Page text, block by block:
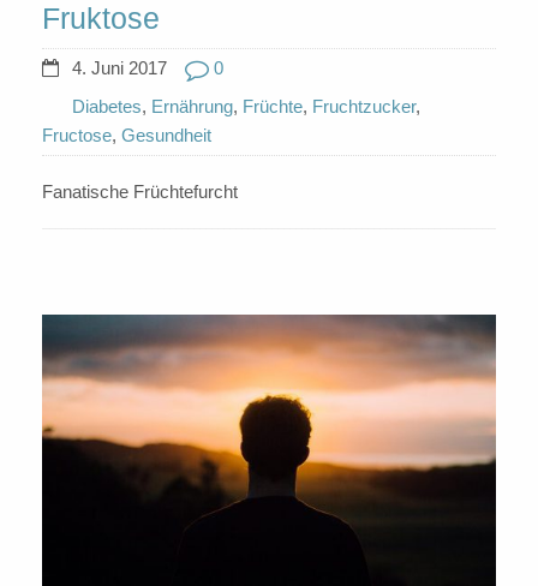
Fruktose
4. Juni 2017
0
Diabetes, Ernährung, Früchte, Fruchtzucker,
Fructose, Gesundheit
Fanatische Früchtefurcht